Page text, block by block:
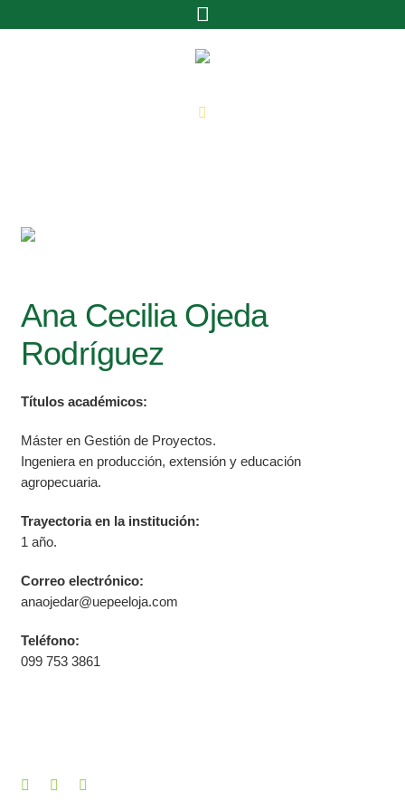
Ana Cecilia Ojeda
Rodríguez
Títulos académicos:
Máster en Gestión de Proyectos.
Ingeniera en producción, extensión y educación
agropecuaria.
Trayectoria en la institución:
1 año.
Correo electrónico:
anaojedar@uepeeloja.com
Teléfono:
099 753 3861